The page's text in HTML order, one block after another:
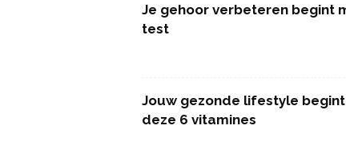
Je gehoor verbeteren begint
test
Jouw gezonde lifestyle
deze 6 vitamines